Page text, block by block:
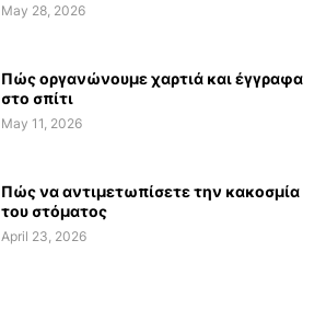
May 28, 2026
Πώς οργανώνουμε χαρτιά και έγγραφα
στο σπίτι
May 11, 2026
Πώς να αντιμετωπίσετε την κακοσμία
του στόματος
April 23, 2026